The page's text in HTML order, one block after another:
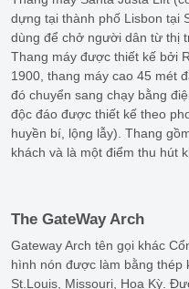
dựng tại thành phố Lisbon tại
dùng để chở người dân từ thị
Thang máy được thiết kế bởi
1900, thang máy cao 45 mét
đó chuyển sang chạy bằng
độc đáo được thiết kế theo
huyền bí, lộng lẫy). Thang
khách và là một điểm thu hút
The GateWay Arch
Gateway Arch tên gọi khác
hình nón được làm bằng thép
St.Louis, Missouri, Hoa Kỳ.